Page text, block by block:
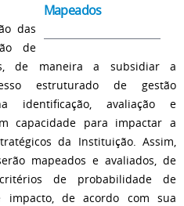
Mapeados
das
de
de maneira a subsidiar a
estruturado de gestão
identificação, avaliação e
capacidade para impactar a
da Instituição. Assim,
mapeados e avaliados, de
de probabilidade de
impacto, de acordo com sua